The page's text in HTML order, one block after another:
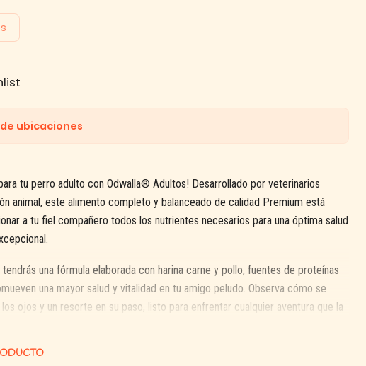
ubicaciones
tu perro adulto con Odwalla® Adultos! Desarrollado por veterinarios
animal, este alimento completo y balanceado de calidad Premium está
a tu fiel compañero todos los nutrientes necesarios para una óptima salud
una fórmula elaborada con harina carne y pollo, fuentes de proteínas
una mayor salud y vitalidad en tu amigo peludo. Observa cómo se
ojos y un resorte en su paso, listo para enfrentar cualquier aventura que la
también es una prioridad en Odwalla® Adultos. Utilizando pulpa de